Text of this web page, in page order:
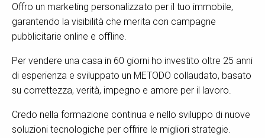
Offro un marketing personalizzato per il tuo immobile,
garantendo la visibilità che merita con campagne
pubblicitarie online e offline.
Per vendere una casa in 60 giorni ho investito oltre 25 anni
di esperienza e sviluppato un METODO collaudato, basato
su correttezza, verità, impegno e amore per il lavoro.
Credo nella formazione continua e nello sviluppo di nuove
soluzioni tecnologiche per offrire le migliori strategie.